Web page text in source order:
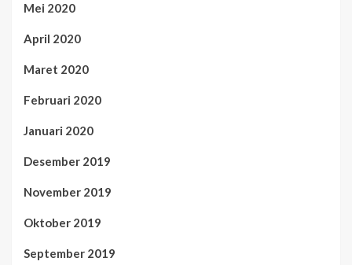
Mei 2020
April 2020
Maret 2020
Februari 2020
Januari 2020
Desember 2019
November 2019
Oktober 2019
September 2019